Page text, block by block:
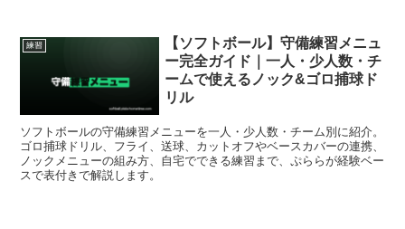
練習
【ソフトボール】守備練習メニュ
ー完全ガイド｜一人・少人数・チ
ームで使えるノック&ゴロ捕球ド
リル
ソフトボールの守備練習メニューを一人・少人数・チーム別に紹介。
ゴロ捕球ドリル、フライ、送球、カットオフやベースカバーの連携、
ノックメニューの組み方、自宅でできる練習まで、ぷららが経験ベー
スで表付きで解説します。